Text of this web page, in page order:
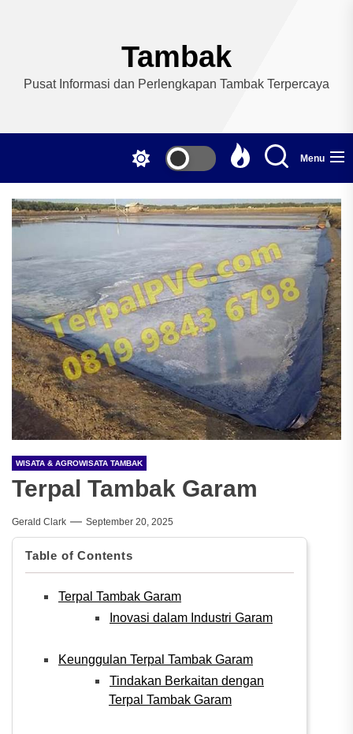
Tambak
Pusat Informasi dan Perlengkapan Tambak Terpercaya
Menu
WISATA & AGROWISATA TAMBAK
Terpal Tambak Garam
Gerald Clark September 20, 2025
Table of Contents
Terpal Tambak Garam
Inovasi dalam Industri Garam
Keunggulan Terpal Tambak Garam
Tindakan Berkaitan dengan
Terpal Tambak Garam